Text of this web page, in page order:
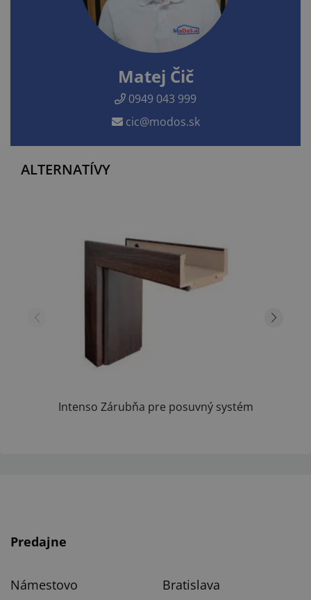
Matej Čič
0949 043 999
cic@modos.sk
ALTERNATÍVY
Intenso Zárubňa pre posuvný systém
Predajne
Námestovo Bratislava